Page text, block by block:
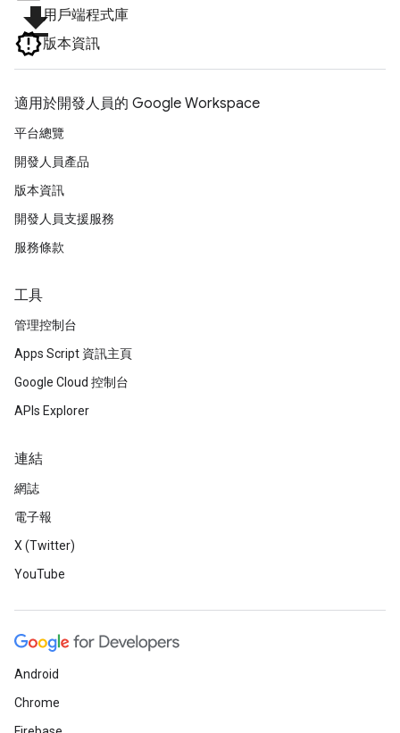
file_download用戶端程式庫
版本資訊
適用於開發人員的 Google Workspace
平台總覽
開發人員產品
版本資訊
開發人員支援服務
服務條款
工具
管理控制台
Apps Script 資訊主頁
Google Cloud 控制台
APIs Explorer
連結
網誌
電子報
X (Twitter)
YouTube
Android
Chrome